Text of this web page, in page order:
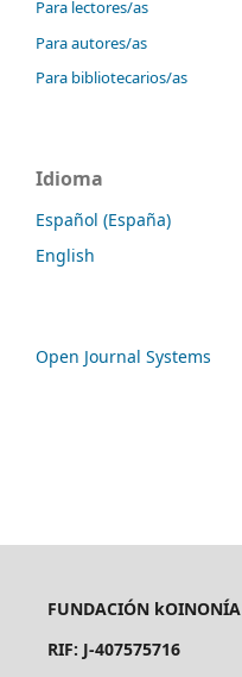
Para lectores/as
Para autores/as
Para bibliotecarios/as
Idioma
Español (España)
English
Open Journal Systems
FUNDACIÓN kOINONÍA
RIF: J-407575716